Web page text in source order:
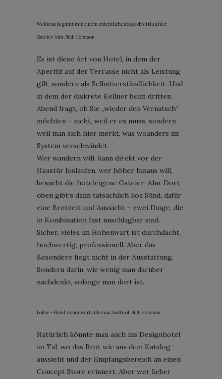
Wellness beginnt mit einem ordentlichen Speckbrettl auf der
Gsteier-Alm; Bild: Horstson
Es ist diese Art von Hotel, in dem der
Aperitif auf der Terrasse nicht als Leistung
gilt, sondern als Selbstverständlichkeit. Und
in dem der diskrete Kellner beim dritten
Abend fragt, ob Sie „wieder den Vernatsch“
möchten – nicht, weil er es muss, sondern
weil man sich hier merkt, was woanders im
System verschwindet.
Wer wandern will, kann direkt vor der
Haustür loslaufen, wer höher hinaus will,
besucht die hoteleigene Gsteier-Alm. Dort
oben gibt’s dann tatsächlich koa Sünd, dafür
eine Brotzeit und Aussicht – zwei Dinge, die
in Kombination fast unschlagbar sind.
Sicher, vieles im Hohenwart ist durchdacht,
hochwertig, professionell. Aber das
Besondere liegt nicht in der Ausstattung.
Sondern darin, wie wenig man darüber
nachdenkt, solange man dort ist.
Lobby – Hotel Hohenwart, Schenna, Südtirol; Bild: Horstson
Natürlich könnte man auch ins Designhotel
im Tal, wo das Brot wie aus dem Katalog
aussieht und der Empfangsbereich an einen
Concept Store erinnert. Aber wer lieber